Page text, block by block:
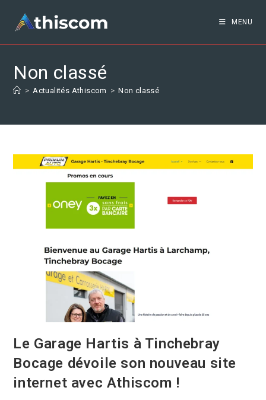
MENU
Non classé
> Actualités Athiscom > Non classé
Le Garage Hartis à Tinchebray
Bocage dévoile son nouveau site
internet avec Athiscom !